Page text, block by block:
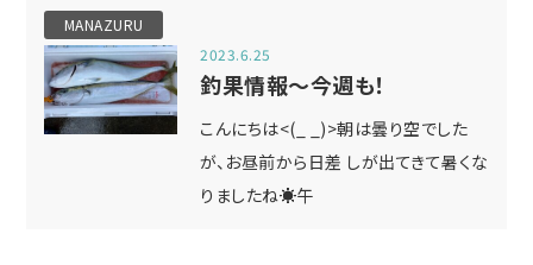
MANAZURU
2023.6.25
釣果情報～今週も！
こんにちは<(_ _)>朝は曇り空でした
が、お昼前から日差 しが出てきて暑くな
りましたね☀午